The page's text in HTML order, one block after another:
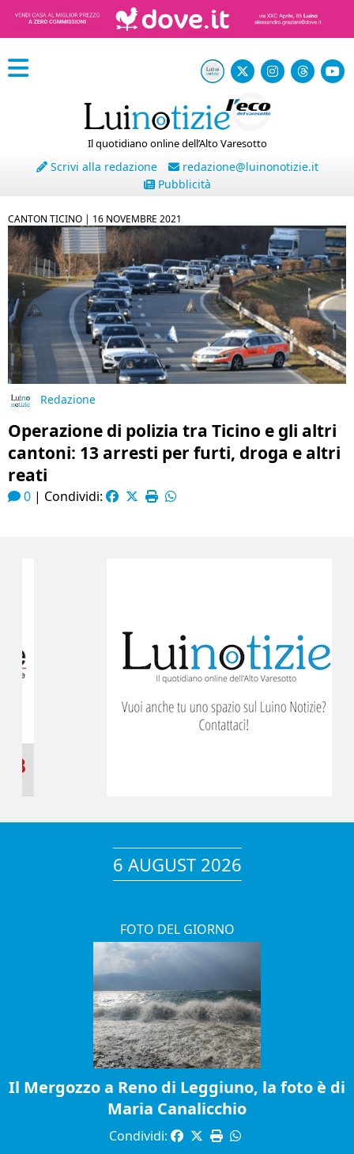
Il quotidiano online dell’Alto Varesotto
Scrivi alla redazione
redazione@luinonotizie.it
Pubblicità
CANTON TICINO | 16 NOVEMBRE 2021
Redazione
Operazione di polizia tra Ticino e gli altri
cantoni: 13 arresti per furti, droga e altri
reati
0 | Condividi:
6 AUGUST 2026
FOTO DEL GIORNO
Il Mergozzo a Reno di Leggiuno, la foto è di
Maria Canalicchio
Condividi: